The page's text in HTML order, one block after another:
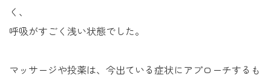
く、
呼吸がすごく浅い状態でした。
マッサージや投薬は、今出ている症状にアプローチするも